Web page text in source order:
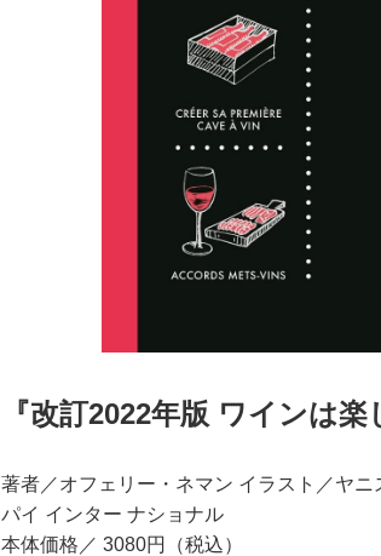
『改訂2022年版 ワインは
著者／オフェリー・ネマン イラスト／ヤ
パイ インター ナショナル
本体価格／ 3080円（税込）